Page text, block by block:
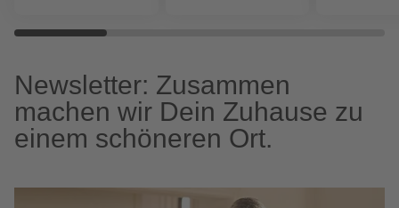
Newsletter: Zusammen
machen wir Dein Zuhause zu
einem schöneren Ort.